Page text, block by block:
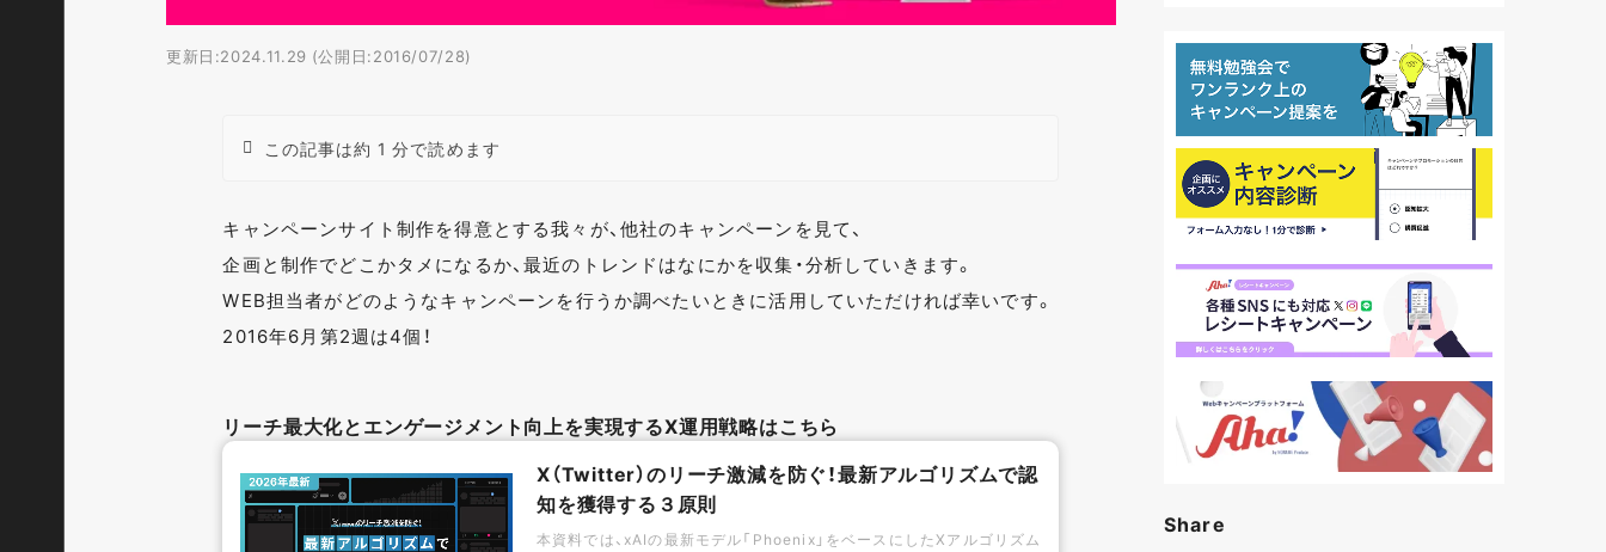
更新日:2024.11.29 (公開日:2016/07/28)
この記事は約 1 分で読めます
キャンペーンサイト制作を得意とする我々が、他社のキャンペーンを見て、
企画と制作でどこかタメになるか、最近のトレンドはなにかを収集・分析していきます。
WEB担当者がどのようなキャンペーンを行うか調べたいときに活用していただければ幸いです。
2016年6月第2週は4個！
リーチ最大化とエンゲージメント向上を実現するX運用戦略はこちら
X（Twitter）のリーチ激減を防ぐ！最新アルゴリズムで認
知を獲得する３原則
本資料では、xAIの最新モデル「Phoenix」をベースにしたXアルゴリズム
Share